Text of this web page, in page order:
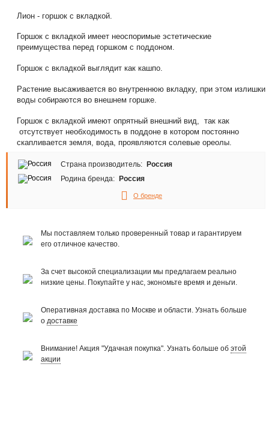
Лион - горшок с вкладкой.
Горшок с вкладкой имеет неоспоримые эстетические
преимущества перед горшком с поддоном.
Горшок с вкладкой выглядит как кашпо.
Растение высаживается во внутреннюю вкладку, при этом излишки
воды собираются во внешнем горшке.
Горшок с вкладкой имеют опрятный внешний вид, так как
отсутствует необходимость в поддоне в котором постоянно
скапливается земля, вода, проявляются солевые ореолы.
Страна производитель:
Россия
Родина бренда:
Россия
О бренде
Мы поставляем только проверенный товар и гарантируем
его отличное качество.
За счет высокой специализации мы предлагаем реально
низкие цены. Покупайте у нас, экономьте время и деньги.
Оперативная доставка по Москве и области. Узнать больше
о доставке
Внимание! Акция "Удачная покупка". Узнать больше об этой
акции